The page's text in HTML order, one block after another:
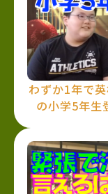
わずか1年で
の小学5年